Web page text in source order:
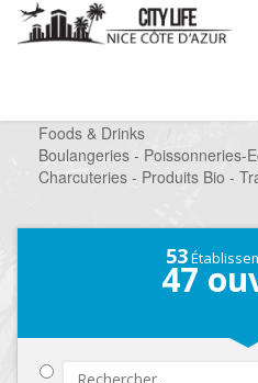
Foods & Drinks
/
Boulangeries - Poissonneries-
Charcuteries - Produits Bio -
53
47